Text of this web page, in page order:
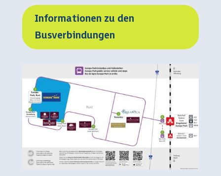
Informationen zu den
Busverbindungen